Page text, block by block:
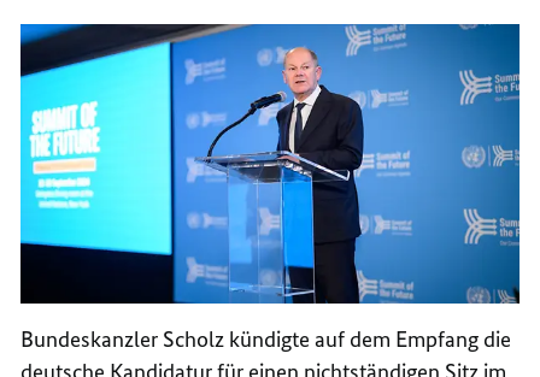
Bundeskanzler Scholz kündigte auf dem Empfang die